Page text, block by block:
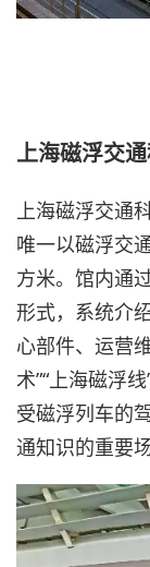
上海磁浮交
上海磁浮交通
唯一以磁浮交
方米。馆内通
形式，系统介
心部件、运营
术”“上海磁浮
受磁浮列车的
通知识的重要场